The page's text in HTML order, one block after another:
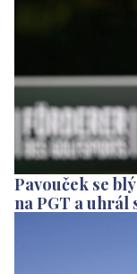
Pavouček se
na PGT a uhrál